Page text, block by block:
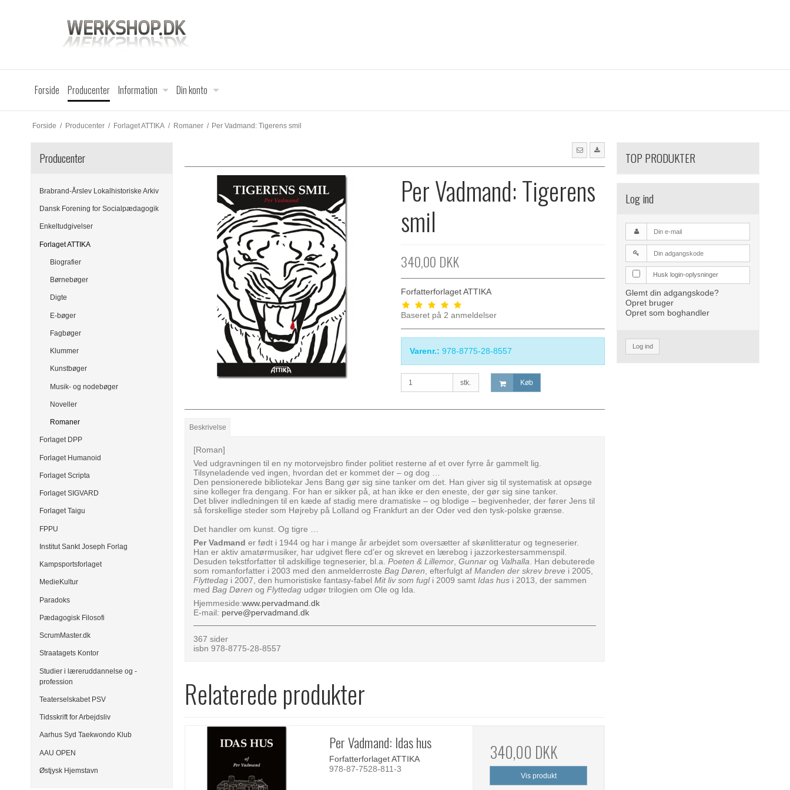
Forside Producenter Information Din konto
Forside / Producenter / Forlaget ATTIKA / Romaner / Per Vadmand: Tigerens smil
Producenter
Brabrand-Årslev Lokalhistoriske Arkiv
Dansk Forening for Socialpædagogik
Enkeltudgivelser
Forlaget ATTIKA
Biografier
Børnebøger
Digte
E-bøger
Fagbøger
Klummer
Kunstbøger
Musik- og nodebøger
Noveller
Romaner
Forlaget DPP
Forlaget Humanoid
Forlaget Scripta
Forlaget SIGVARD
Forlaget Taigu
FPPU
Institut Sankt Joseph Forlag
Kampsportsforlaget
MedieKultur
Paradoks
Pædagogisk Filosofi
ScrumMaster.dk
Straatagets Kontor
Studier i læreruddannelse og -
profession
Teaterselskabet PSV
Tidsskrift for Arbejdsliv
Aarhus Syd Taekwondo Klub
AAU OPEN
Østjysk Hjemstavn
Per Vadmand: Tigerens
smil
340,00 DKK
Forfatterforlaget ATTIKA
Baseret på 2 anmeldelser
Varenr.: 978-8775-28-8557
stk. Køb
Beskrivelse
[Roman]
Ved udgravningen til en ny motorvejsbro finder politiet resterne af et over fyrre år gammelt lig.
Tilsyneladende ved ingen, hvordan det er kommet der – og dog …
Den pensionerede bibliotekar Jens Bang gør sig sine tanker om det. Han giver sig til systematisk at opsøge
sine kolleger fra dengang. For han er sikker på, at han ikke er den eneste, der gør sig sine tanker.
Det bliver indledningen til en kæde af stadig mere dramatiske – og blodige – begivenheder, der fører Jens til
så forskellige steder som Højreby på Lolland og Frankfurt an der Oder ved den tysk-polske grænse.
Det handler om kunst. Og tigre …
Per Vadmand er født i 1944 og har i mange år arbejdet som oversætter af skønlitteratur og tegneserier.
Han er aktiv amatørmusiker, har udgivet flere cd’er og skrevet en lærebog i jazzorkestersammenspil.
Desuden tekstforfatter til adskillige tegneserier, bl.a.Poeten & Lillemor ,Gunnar og Valhalla . Han debuterede
som romanforfatter i 2003 med den anmelderrosteBag Døren , efterfulgt afManden der skrev breve i 2005,
Flyttedag i 2007, den humoristiske fantasy-fabelMit liv som fugli 2009 samt Idas hus i 2013, der sammen
medBag Døren ogFlyttedag udgør trilogien om Ole og Ida.
Hjemmeside:www.pervadmand.dk
E-mail: perve@pervadmand.dk
367 sider
isbn 978-8775-28-8557
Relaterede produkter
Per Vadmand: Idas hus
Forfatterforlaget ATTIKA
978-87-7528-811-3
340,00 DKK
Vis produkt
TOP PRODUKTER
Log ind
Husk login-oplysninger
Glemt din adgangskode?
Opret bruger
Opret som boghandler
Log ind